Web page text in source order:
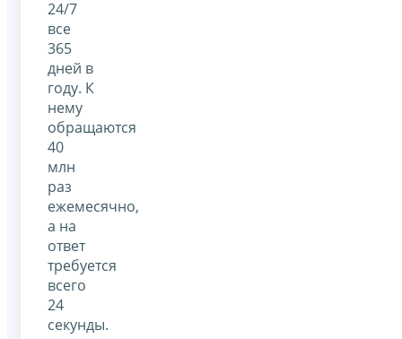
24/7
все
365
дней в
году. К
нему
обращаются
40
млн
раз
ежемесячно,
а на
ответ
требуется
всего
24
секунды.